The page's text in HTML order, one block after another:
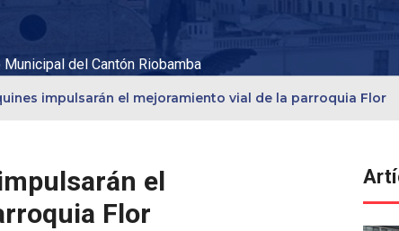
del Cantón Riobamba
impulsarán el mejoramiento vial de la parroquia Flor
el
Flor